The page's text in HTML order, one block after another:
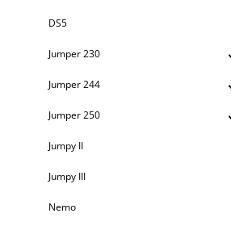
DS5
Jumper 230
Jumper 244
Jumper 250
Jumpy II
Jumpy III
Nemo